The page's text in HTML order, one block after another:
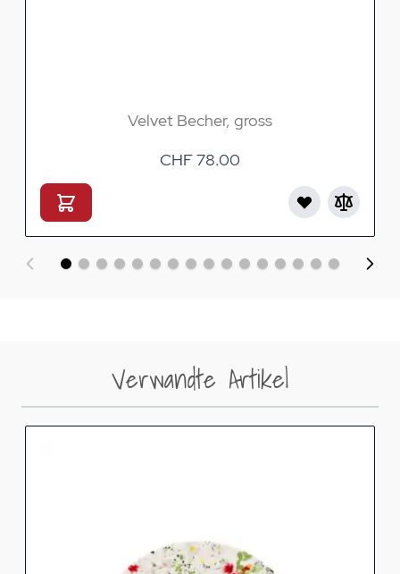
Velvet Becher, gross
CHF 78.00
Verwandte Artikel